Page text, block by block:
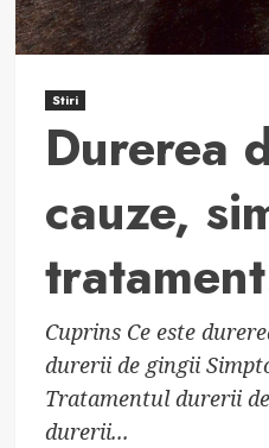
Stiri
Durerea
cauze,
Cuprins Ce este
durerii de gingii
Tratamentul durerii
durerii...